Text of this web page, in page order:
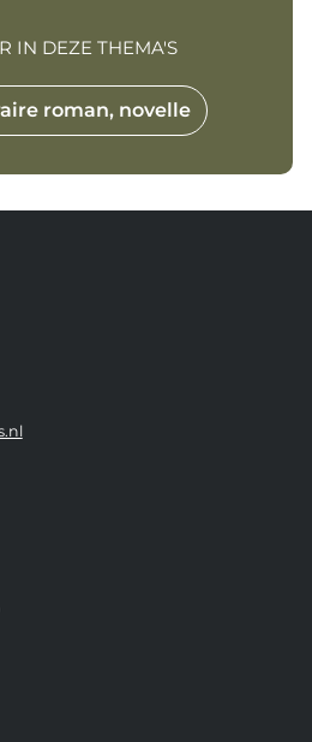
roman, novelle
IN DEZE THEMA'S